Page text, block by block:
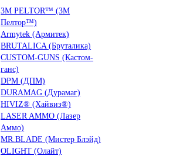
3М PELTOR™ (3М
Пелтор™)
Armytek (Армитек)
BRUTALICA (Бруталика)
CUSTOM-GUNS (Кастом-
ганс)
DPM (ДПМ)
DURAMAG (Дурамаг)
HIVIZ® (Хайвиз®)
LASER AMMO (Лазер
Аммо)
MR.BLADE (Мистер Блэйд)
OLIGHT (Олайт)